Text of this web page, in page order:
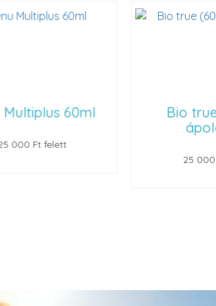
Bio true (60 ml)